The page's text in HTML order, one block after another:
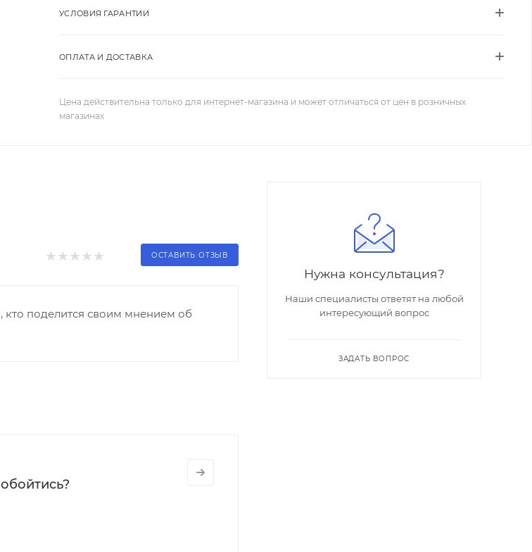
УСЛОВИЯ ГАРАНТИИ
ОПЛАТА И ДОСТАВКА
Цена действительна только для интернет-магазина и может отличаться от цен в розничных
магазинах
ОСТАВИТЬ ОТЗЫВ
кто поделится своим мнением об
Нужна консультация?
Наши специалисты ответят на любой
интересующий вопрос
ЗАДАТЬ ВОПРОС